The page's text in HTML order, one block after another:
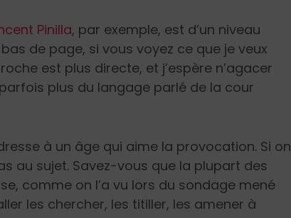
Pinilla, par exemple, est d’un niveau
de page, si vous voyez ce que je veux
est plus directe, et j’espère n’agacer
plus du langage parlé de la cour
à un âge qui aime la provocation. Si on
au sujet. Savez-vous que la plupart des
comme on l’a vu lors du sondage mené
les chercher, les titiller, les amener à